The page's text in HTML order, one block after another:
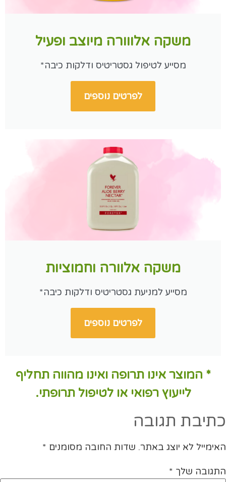
משקה אלווורה מיוצב ופעיל
מסייע לטיפול גסטריטיס ודלקות כיבה*
לפרטים נוספים
משקה אלוורה וחמוציות
מסייע למניעת גסטריטיס ודלקות כיבה*
לפרטים נוספים
* המוצר אינו תרופה ואינו מהווה תחליף
לייעוץ רפואי או לטיפול תרופתי.
כתיבת תגובה
האימייל לא יוצג באתר. שדות החובה מסומנים *
התגובה שלך *